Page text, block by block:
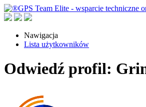
Nawigacja
Lista użytkowników
Odwiedź profil: